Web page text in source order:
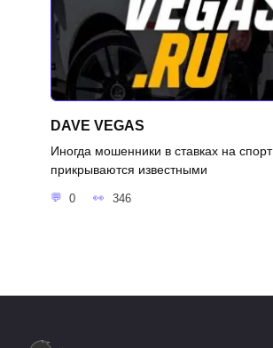
DAVE VEGAS
Иногда мошенники в ставках на спорт
прикрываются известными
0 346